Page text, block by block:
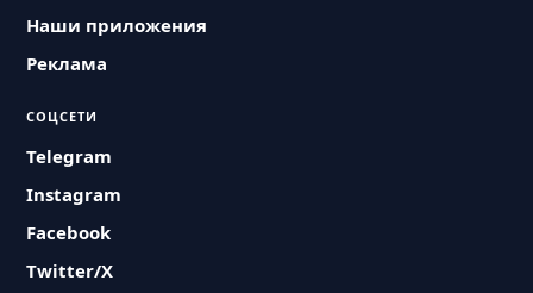
Наши приложения
Реклама
СОЦСЕТИ
Telegram
Instagram
Facebook
Twitter/X